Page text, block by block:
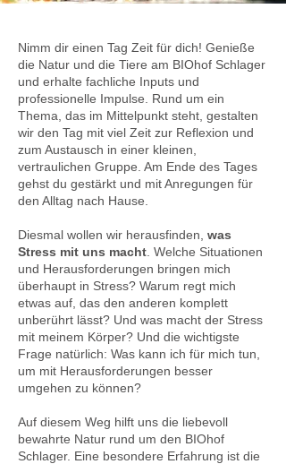
Nimm dir einen Tag Zeit für dich! Genieße
die Natur und die Tiere am BIOhof Schlager
und erhalte fachliche Inputs und
professionelle Impulse. Rund um ein
Thema, das im Mittelpunkt steht, gestalten
wir den Tag mit viel Zeit zur Reflexion und
zum Austausch in einer kleinen,
vertraulichen Gruppe. Am Ende des Tages
gehst du gestärkt und mit Anregungen für
den Alltag nach Hause.
Diesmal wollen wir herausfinden, was
Stress mit uns macht . Welche Situationen
und Herausforderungen bringen mich
überhaupt in Stress? Warum regt mich
etwas auf, das den anderen komplett
unberührt lässt? Und was macht der Stress
mit meinem Körper? Und die wichtigste
Frage natürlich: Was kann ich für mich tun,
um mit Herausforderungen besser
umgehen zu können?
Auf diesem Weg hilft uns die liebevoll
bewahrte Natur rund um den BIOhof
Schlager. Eine besondere Erfahrung ist die